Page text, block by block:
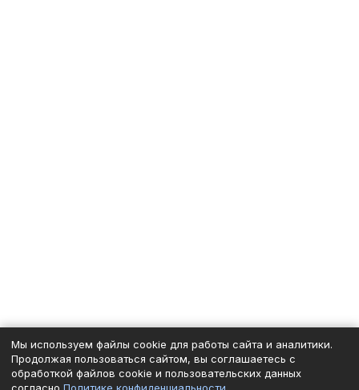
Мы используем файлы cookie для работы сайта и аналитики.
Продолжая пользоваться сайтом, вы соглашаетесь с
обработкой файлов cookie и пользовательских данных